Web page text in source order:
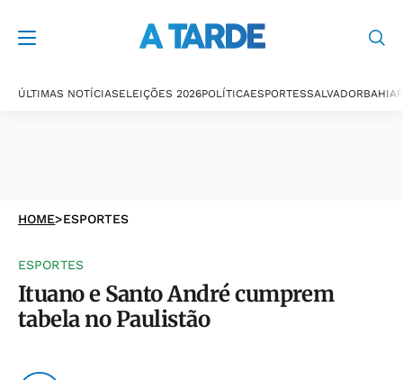
ÚLTIMAS NOTÍCIASELEIÇÕES 2026POLÍTICAESPORTESSALVADORBAHIA
HOME>ESPORTES
ESPORTES
Ituano e Santo André cumprem
tabela no Paulistão